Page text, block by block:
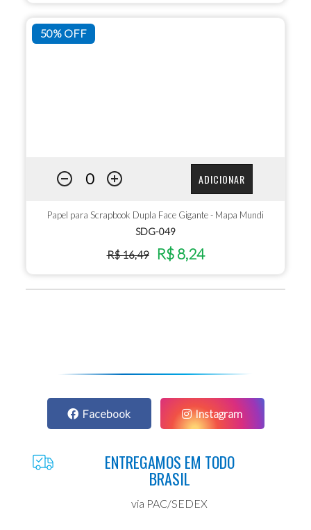
50% OFF
ADICIONAR
Papel para Scrapbook Dupla Face Gigante - Mapa Mundi
SDG-049
R$ 16,49 R$ 8,24
Facebook Instagram
ENTREGAMOS EM TODO
BRASIL
via PAC/SEDEX